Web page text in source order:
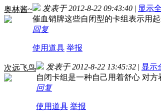
奥林酱~ 发表于 2012-8-22 09:43:40 | 显示
催血销牌这些自闭型的卡组表示用
回复
使用道具 举报
次远飞鸟 发表于 2012-8-22 13:45:32 | 显示
自闭卡组是一种自己用着舒心 对
回复
使用道具 举报